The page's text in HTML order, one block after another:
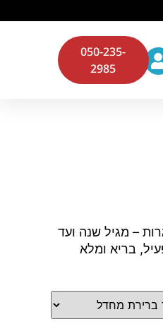
050-235-
2985
– מגיל שנה ועד
בריא ומלא